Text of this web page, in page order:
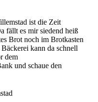
ist die Zeit
fällt es mir siedend heiß
Brot noch im Brotkasten
kann da schnell
dem
und schaue den